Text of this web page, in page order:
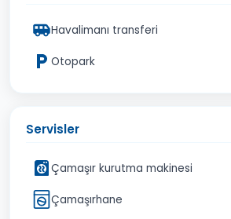
Havalimanı transferi
Otopark
Servisler
Çamaşır kurutma makinesi
Çamaşırhane